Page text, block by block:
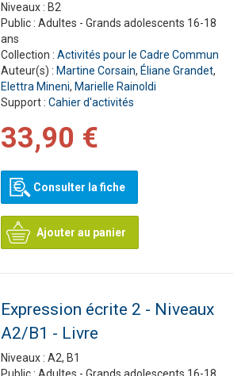
Niveaux : B2
Public : Adultes - Grands adolescents 16-18
ans
Collection : Activités pour le Cadre Commun
Auteur(s) : Martine Corsain, Éliane Grandet,
Elettra Mineni, Marielle Rainoldi
Support : Cahier d'activités
33,90 €
Consulter la fiche
Ajouter au panier
Expression écrite 2 - Niveaux
A2/B1 - Livre
Niveaux : A2, B1